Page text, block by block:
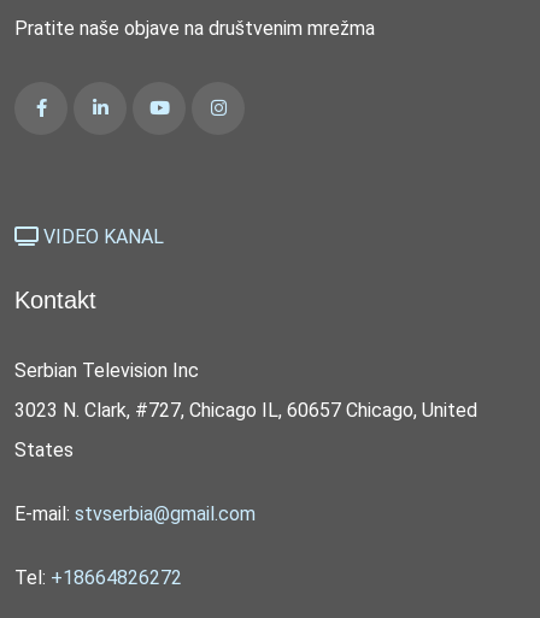
Pratite naše objave na društvenim mrežma
VIDEO KANAL
Kontakt
Serbian Television Inc
3023 N. Clark, #727, Chicago IL, 60657 Chicago, United
States
E-mail: stvserbia@gmail.com
Tel: +18664826272